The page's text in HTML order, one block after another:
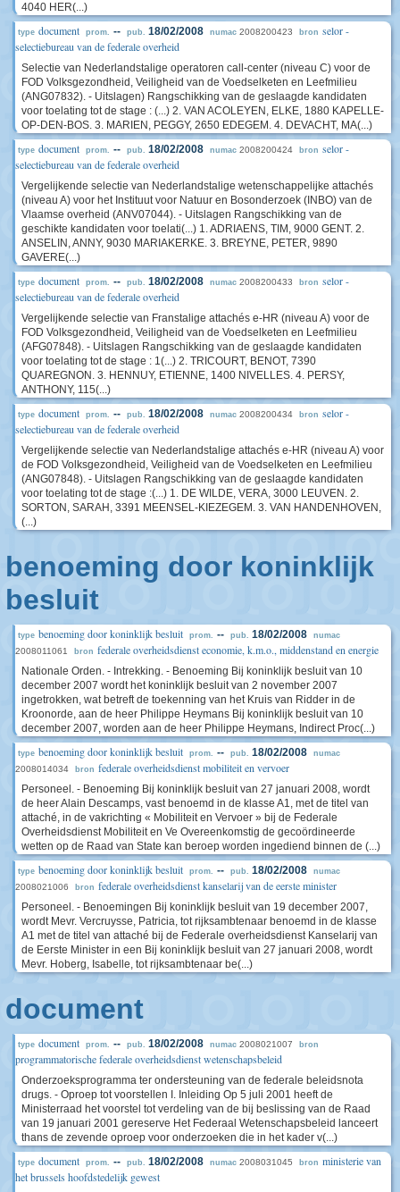
4040 HER(...)
type document prom. -- pub. 18/02/2008 numac 2008200423 bron selor -
selectiebureau van de federale overheid
Selectie van Nederlandstalige operatoren call-center (niveau C) voor de
FOD Volksgezondheid, Veiligheid van de Voedselketen en Leefmilieu
(ANG07832). - Uitslagen) Rangschikking van de geslaagde kandidaten
voor toelating tot de stage : (...) 2. VAN ACOLEYEN, ELKE, 1880 KAPELLE-
OP-DEN-BOS. 3. MARIEN, PEGGY, 2650 EDEGEM. 4. DEVACHT, MA(...)
type document prom. -- pub. 18/02/2008 numac 2008200424 bron selor -
selectiebureau van de federale overheid
Vergelijkende selectie van Nederlandstalige wetenschappelijke attachés
(niveau A) voor het Instituut voor Natuur en Bosonderzoek (INBO) van de
Vlaamse overheid (ANV07044). - Uitslagen Rangschikking van de
geschikte kandidaten voor toelati(...) 1. ADRIAENS, TIM, 9000 GENT. 2.
ANSELIN, ANNY, 9030 MARIAKERKE. 3. BREYNE, PETER, 9890
GAVERE(...)
type document prom. -- pub. 18/02/2008 numac 2008200433 bron selor -
selectiebureau van de federale overheid
Vergelijkende selectie van Franstalige attachés e-HR (niveau A) voor de
FOD Volksgezondheid, Veiligheid van de Voedselketen en Leefmilieu
(AFG07848). - Uitslagen Rangschikking van de geslaagde kandidaten
voor toelating tot de stage : 1(...) 2. TRICOURT, BENOT, 7390
QUAREGNON. 3. HENNUY, ETIENNE, 1400 NIVELLES. 4. PERSY,
ANTHONY, 115(...)
type document prom. -- pub. 18/02/2008 numac 2008200434 bron selor -
selectiebureau van de federale overheid
Vergelijkende selectie van Nederlandstalige attachés e-HR (niveau A) voor
de FOD Volksgezondheid, Veiligheid van de Voedselketen en Leefmilieu
(ANG07848). - Uitslagen Rangschikking van de geslaagde kandidaten
voor toelating tot de stage :(...) 1. DE WILDE, VERA, 3000 LEUVEN. 2.
SORTON, SARAH, 3391 MEENSEL-KIEZEGEM. 3. VAN HANDENHOVEN,
(...)
benoeming door koninklijk
besluit
type benoeming door koninklijk besluit prom. -- pub. 18/02/2008 numac
2008011061 bron federale overheidsdienst economie, k.m.o., middenstand en energie
Nationale Orden. - Intrekking. - Benoeming Bij koninklijk besluit van 10
december 2007 wordt het koninklijk besluit van 2 november 2007
ingetrokken, wat betreft de toekenning van het Kruis van Ridder in de
Kroonorde, aan de heer Philippe Heymans Bij koninklijk besluit van 10
december 2007, worden aan de heer Philippe Heymans, Indirect Proc(...)
type benoeming door koninklijk besluit prom. -- pub. 18/02/2008 numac
2008014034 bron federale overheidsdienst mobiliteit en vervoer
Personeel. - Benoeming Bij koninklijk besluit van 27 januari 2008, wordt
de heer Alain Descamps, vast benoemd in de klasse A1, met de titel van
attaché, in de vakrichting « Mobiliteit en Vervoer » bij de Federale
Overheidsdienst Mobiliteit en Ve Overeenkomstig de gecoördineerde
wetten op de Raad van State kan beroep worden ingediend binnen de (...)
type benoeming door koninklijk besluit prom. -- pub. 18/02/2008 numac
2008021006 bron federale overheidsdienst kanselarij van de eerste minister
Personeel. - Benoemingen Bij koninklijk besluit van 19 december 2007,
wordt Mevr. Vercruysse, Patricia, tot rijksambtenaar benoemd in de klasse
A1 met de titel van attaché bij de Federale overheidsdienst Kanselarij van
de Eerste Minister in een Bij koninklijk besluit van 27 januari 2008, wordt
Mevr. Hoberg, Isabelle, tot rijksambtenaar be(...)
document
type document prom. -- pub. 18/02/2008 numac 2008021007 bron
programmatorische federale overheidsdienst wetenschapsbeleid
Onderzoeksprogramma ter ondersteuning van de federale beleidsnota
drugs. - Oproep tot voorstellen I. Inleiding Op 5 juli 2001 heeft de
Ministerraad het voorstel tot verdeling van de bij beslissing van de Raad
van 19 januari 2001 gereserve Het Federaal Wetenschapsbeleid lanceert
thans de zevende oproep voor onderzoeken die in het kader v(...)
type document prom. -- pub. 18/02/2008 numac 2008031045 bron ministerie van
het brussels hoofdstedelijk gewest